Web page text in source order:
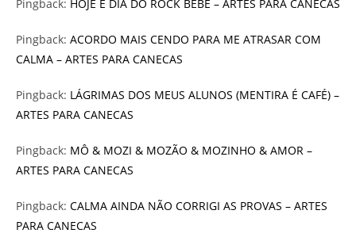
Pingback: HOJE É DIA DO ROCK BEBÊ – ARTES PARA CANECAS
Pingback: ACORDO MAIS CENDO PARA ME ATRASAR COM
CALMA – ARTES PARA CANECAS
Pingback: LÁGRIMAS DOS MEUS ALUNOS (MENTIRA É CAFÉ) –
ARTES PARA CANECAS
Pingback: MÔ & MOZI & MOZÃO & MOZINHO & AMOR –
ARTES PARA CANECAS
Pingback: CALMA AINDA NÃO CORRIGI AS PROVAS – ARTES
PARA CANECAS